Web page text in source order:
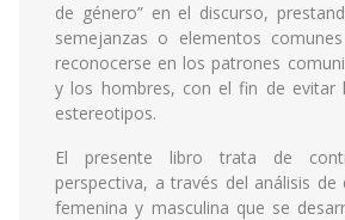
de género” en el discurso,
semejanzas o elementos
reconocerse en los patrones
y los hombres, con el fin de evitar
estereotipos.
El presente libro trata de
perspectiva, a través del análisis
femenina y masculina que se